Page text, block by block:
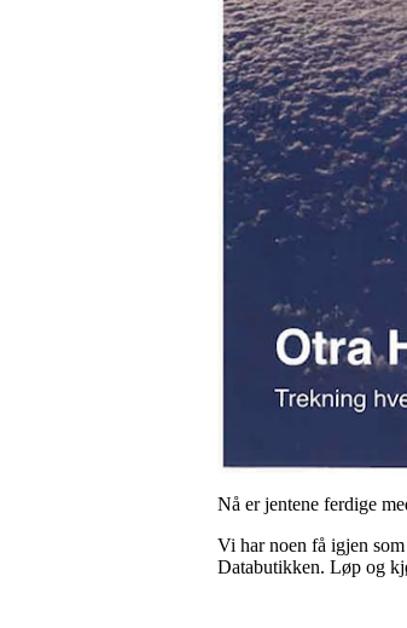
Nå er jentene ferdige
Vi har noen få igjen
Databutikken. Løp og